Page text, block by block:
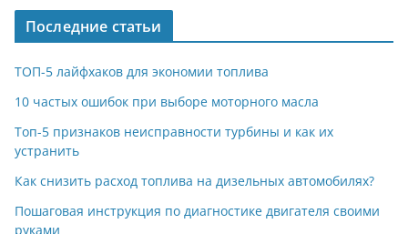
Последние статьи
ТОП-5 лайфхаков для экономии топлива
10 частых ошибок при выборе моторного масла
Топ-5 признаков неисправности турбины и как их
устранить
Как снизить расход топлива на дизельных автомобилях?
Пошаговая инструкция по диагностике двигателя своими
руками